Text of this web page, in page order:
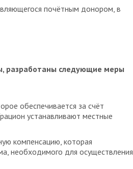
почётным донором, в
разработаны следующие меры
обеспечивается за счёт
устанавливают местные
компенсацию, которая
необходимого для осуществления